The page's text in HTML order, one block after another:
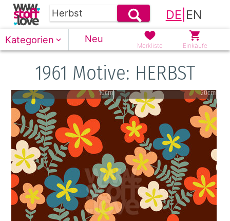
DE EN
Kategorien Neu
Merkliste Einkäufe
1961 Motive: HERBST
10cm 20cm